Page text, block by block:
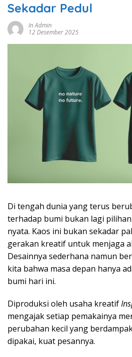
Sekadar Pedul
In Admin
12 Desember 2025
Di tengah dunia yang terus
terhadap bumi bukan lagi
nyata. Kaos ini bukan sekadar
gerakan kreatif untuk menjaga
Desainnya sederhana namun
kita bahwa masa depan hanya
bumi hari ini.
Diproduksi oleh usaha kreatif
mengajak setiap pemakainya
perubahan kecil yang
dipakai, kuat pesannya.